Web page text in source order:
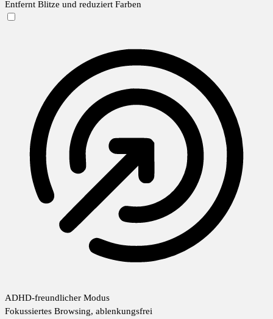
Entfernt Blitze und reduziert Farben
ADHD-freundlicher Modus
Fokussiertes Browsing, ablenkungsfrei